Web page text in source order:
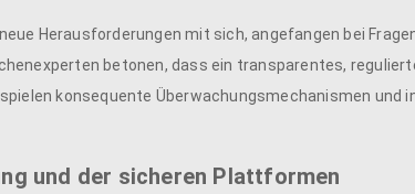
Herausforderungen mit sich, angefangen bei
betonen, dass ein transparentes,
konsequente Überwachungsmechanismen
und der sicheren Plattformen